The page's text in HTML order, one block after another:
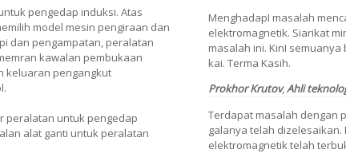
pengedap induksi. Atas
model mesin pengiraan dan
dan pengampatan, peralatan
kawalan pembukaan
keluaran pengangkut
peralatan untuk pengedap
alat ganti untuk peralatan
MenghadapI masalah
elektromagnetik. Siarikat
masalah ini. KinI
kai. Terma Kasih.
Prokhor Krutov,Ahli
Terdapat masalah dengan
galanya telah
elektromagnetik telah